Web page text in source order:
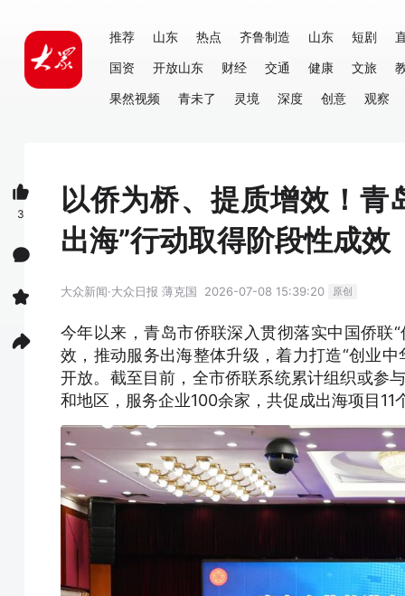
推荐 山东 热点 齐鲁制造 山东 短剧
国资
开放山东 财经 交通 健康 文旅
果然视频
青未了 灵境 深度 创意 观察
以侨为桥、提质增效！
出海”行动取得阶段性成效
大众新闻·大众日报 薄克国 2026-07-08 15:39:20 原创
今年以来，青岛市侨联深入贯彻落实中国侨联
效，推动服务出海整体升级，着力打造“创业
开放。截至目前，全市侨联系统累计组织或参
和地区，服务企业100余家，共促成出海项目11
3